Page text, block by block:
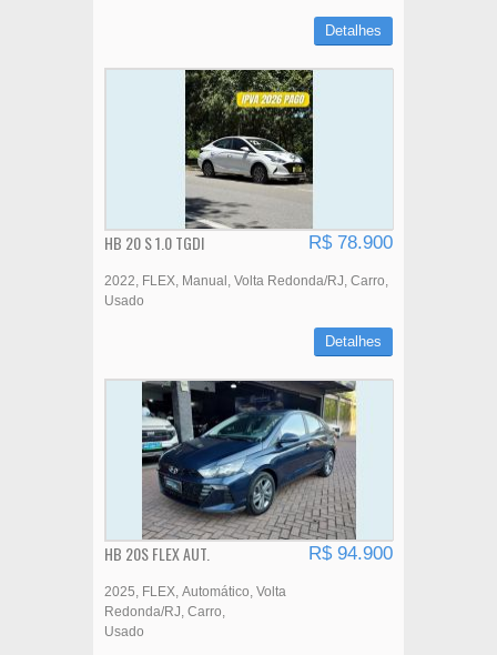
Detalhes
HB 20 S 1.0 TGDI R$ 78.900
2022 FLEX Manual Volta Redonda/RJ Carro
Usado
Detalhes
HB 20S FLEX AUT. R$ 94.900
2025 FLEX Automático Volta
Redonda/RJ Carro
Usado